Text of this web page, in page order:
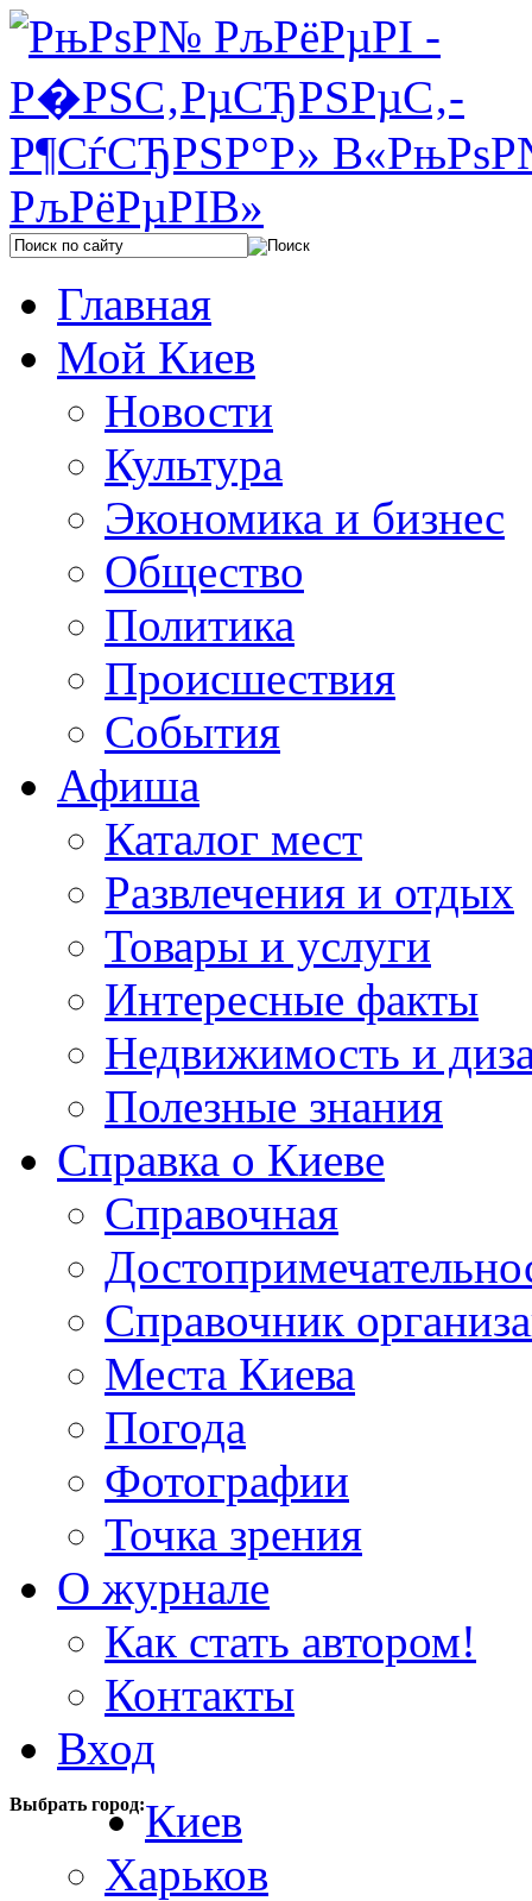
Главная
Мой Киев
Новости
Культура
Экономика и бизнес
Общество
Политика
Происшествия
События
Афиша
Каталог мест
Развлечения и отдых
Товары и услуги
Интересные факты
Недвижимость и
Полезные знания
Справка о Киеве
Справочная
Справочник
Места Киева
Погода
Фотографии
Точка зрения
О журнале
Как стать автором!
Контакты
Вход
Выбрать город:Киев
Харьков